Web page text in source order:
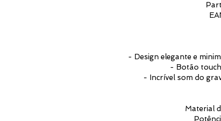
- Design elegante e
- Botão
- Incrível som do
Material